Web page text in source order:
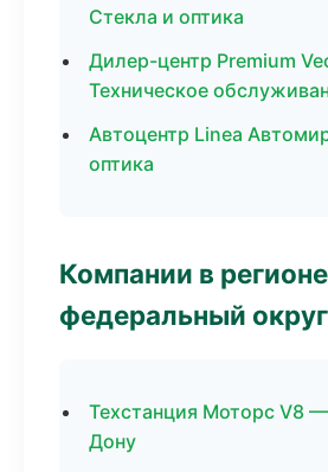
Стекла и оптика
Дилер-центр Premium
Техническое
Автоцентр Linea
оптика
Компании в
федеральный округ
Техстанция Моторс V8
Дону